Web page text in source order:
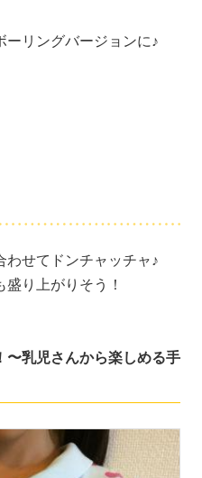
ーリングバージョンに♪
わせてドンチャッチャ♪
り上がりそう！
〜乳児さんから楽しめる手